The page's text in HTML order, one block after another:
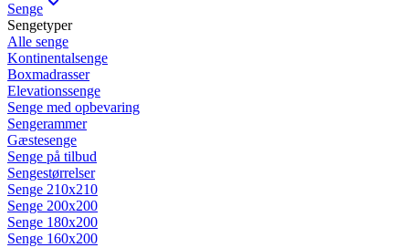
Senge
Sengetyper
Alle senge
Kontinentalsenge
Boxmadrasser
Elevationssenge
Senge med opbevaring
Sengerammer
Gæstesenge
Senge på tilbud
Sengestørrelser
Senge 210x210
Senge 200x200
Senge 180x200
Senge 160x200